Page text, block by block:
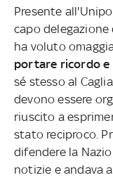
Presente
capo delegazione
ha voluto
portare ricordo e
sé stesso al
devono essere
riuscito a
stato reciproco.
difendere la
notizie e andava